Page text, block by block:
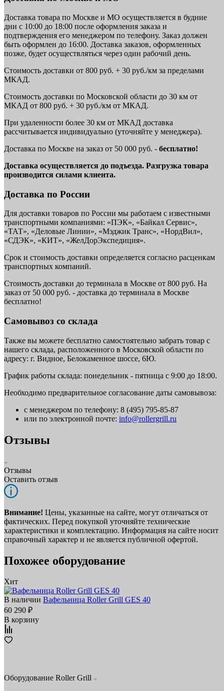
Доставка товара по Москве и МО осуществляется в будние
дни с 10:00 до 18:00 после оформления заказа и
подтверждения его менеджером по телефону. Заказ должен
быть оформлен до 16:00. Доставка заказов, оформленных
позже, будет осуществляться через один рабочий день.
Стоимость доставки от 800 руб. + 30 руб./км за пределами
МКАД.
Стоимость доставки по Московской области до 30 км от
МКАД от 800 руб. + 30 руб./км от МКАД.
При удаленности более 30 км от МКАД доставка
рассчитывается индивидуально (уточняйте у менеджера).
Доставка по Москве на заказ от 50 000 руб. - бесплатно!
Доставка осуществляется до подъезда. Разгрузка товара
производится силами клиента.
Доставка по России
Для доставки товаров по России мы работаем с известными
транспортными компаниями: «ПЭК», «Байкал Сервис»,
«ТАТ», «Деловые Линии», «Мэджик Транс», «НордВил»,
«СДЭК», «КИТ», «ЖелДорЭкспедиция».
Срок и стоимость доставки определяется согласно расценкам
транспортных компаний.
Стоимость доставки до терминала в Москве от 800 руб. На
заказ от 50 000 руб. - доставка до терминала в Москве
бесплатно!
Самовывоз со склада
Также вы можете бесплатно самостоятельно забрать товар с
нашего склада, расположенного в Московской области по
адресу: г. Видное, Белокаменное шоссе, 6Ю.
График работы склада: понедельник - пятница с 9:00 до 18:00.
Необходимо предварительное согласование даты самовывоза:
с менеджером по телефону: 8 (495) 795-85-87
или по электронной почте: info@rollergrill.ru
Отзывы
Отзывы
Оставить отзыв
Внимание! Цены, указанные на сайте, могут отличаться от
фактических. Перед покупкой уточняйте технические
характеристики и комплектацию. Информация на сайте носит
справочный характер и не является публичной офертой.
Похожее оборудование
Хит
В наличии Вафельница Roller Grill GES 40
60 290 ₽
В корзину
Оборудование Roller Grill